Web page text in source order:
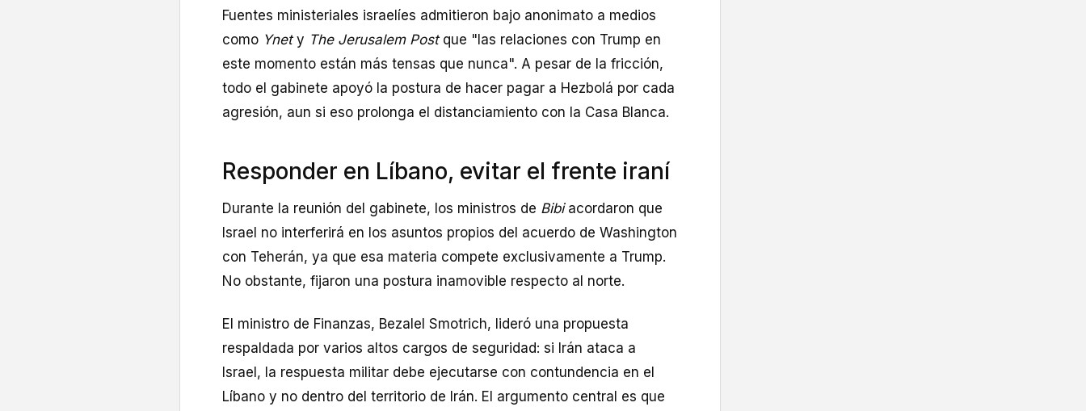
Fuentes ministeriales israelíes admitieron bajo anonimato a medios
como Ynety The Jerusalem Post que "las relaciones con Trump en
este momento están más tensas que nunca". A pesar de la fricción,
todo el gabinete apoyó la postura de hacer pagar a Hezbolá por cada
agresión, aun si eso prolonga el distanciamiento con la Casa Blanca.
Responder en Líbano, evitar el frente iraní
Durante la reunión del gabinete, los ministros de Bibiacordaron que
Israel no interferirá en los asuntos propios del acuerdo de Washington
con Teherán, ya que esa materia compete exclusivamente a Trump.
No obstante, fijaron una postura inamovible respecto al norte.
El ministro de Finanzas, Bezalel Smotrich, lideró una propuesta
respaldada por varios altos cargos de seguridad: si Irán ataca a
Israel, la respuesta militar debe ejecutarse con contundencia en el
Líbano y no dentro del territorio de Irán. El argumento central es que